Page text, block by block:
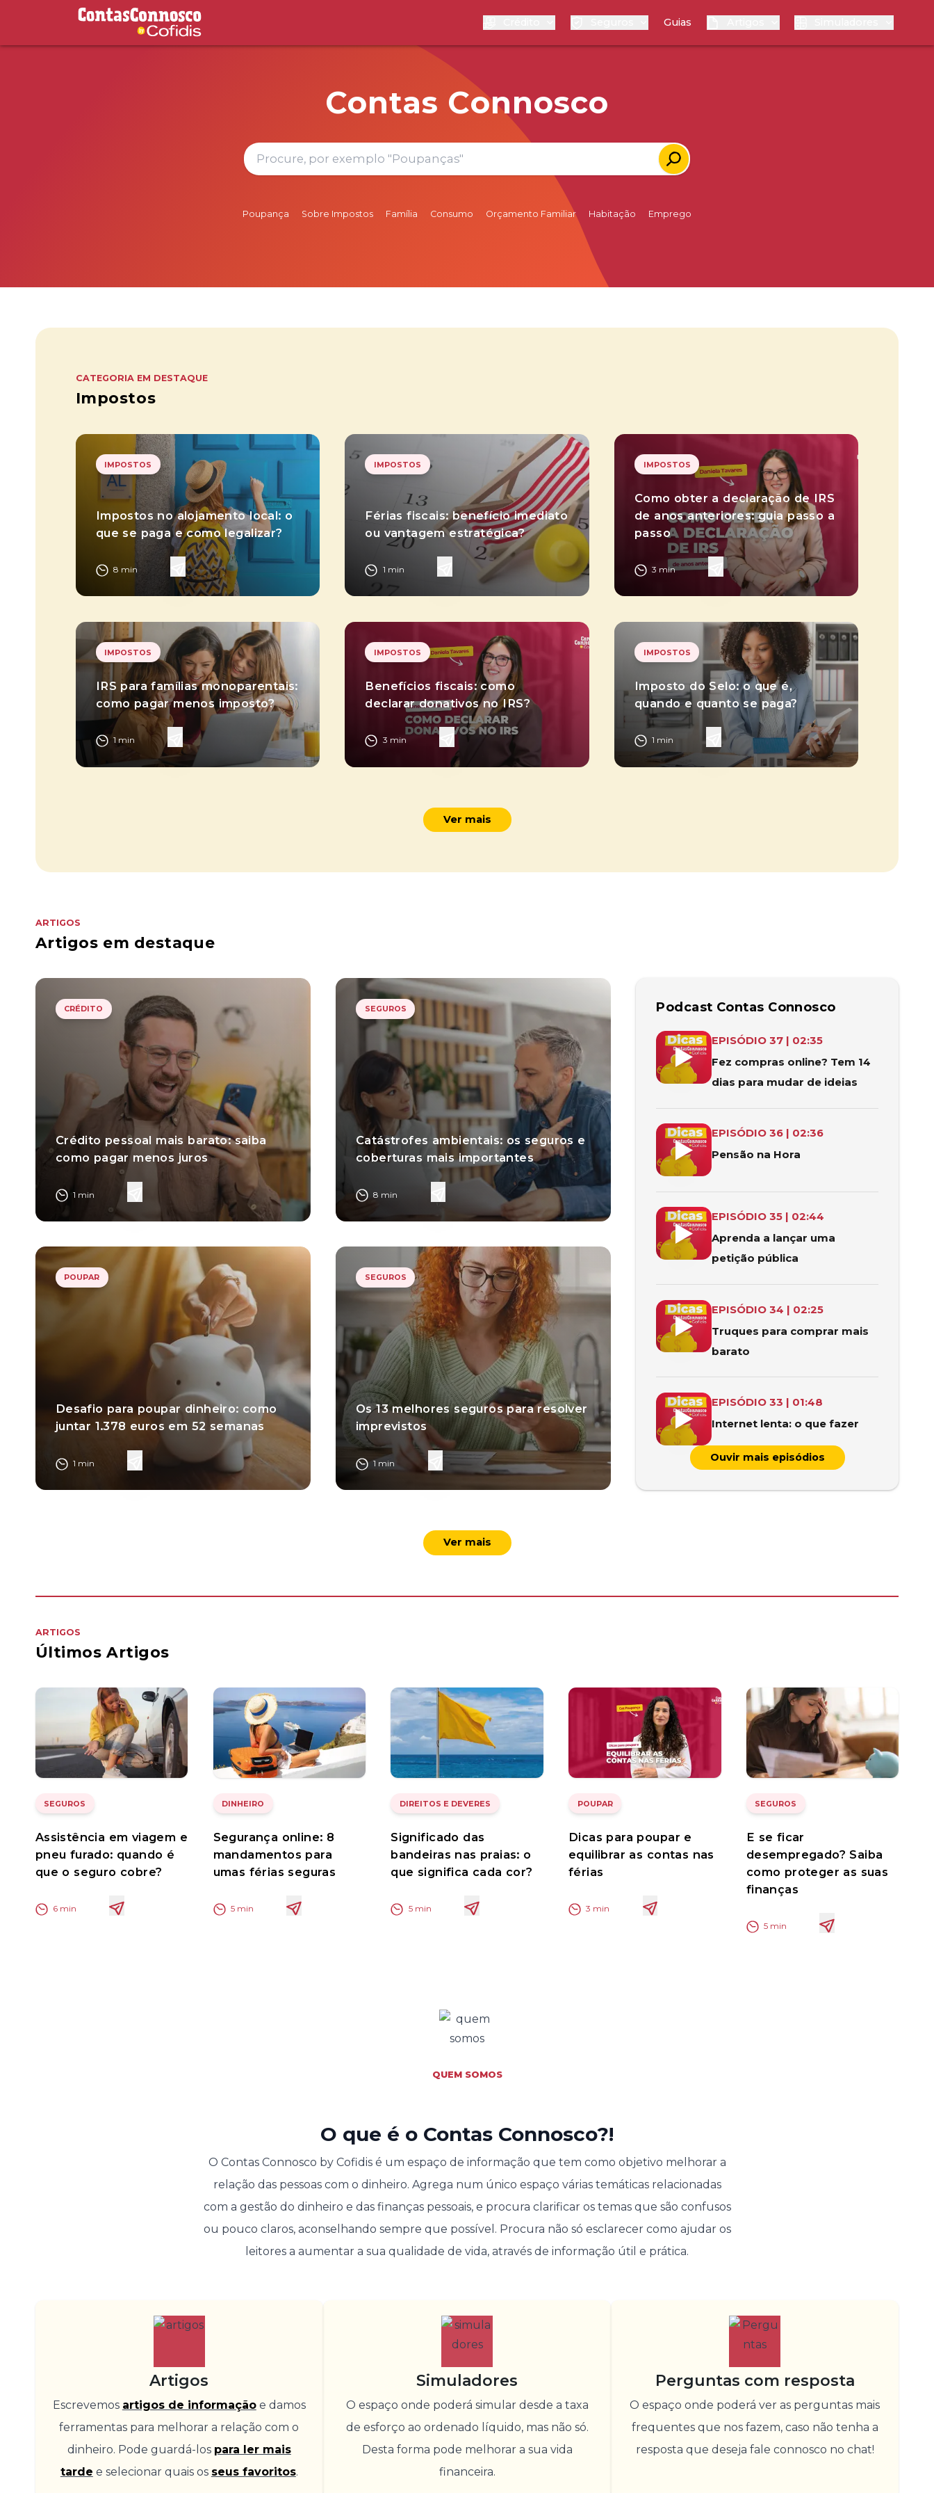
Contas Connosco by Cofidis Guias
Contas Connosco
Poupança Sobre Impostos Família Consumo Orçamento Familiar Habitação Emprego
CATEGORIA EM DESTAQUE
Impostos
IMPOSTOS
Impostos no alojamento local: o
que se paga e como legalizar?
8 min
IMPOSTOS
Férias fiscais: benefício imediato
ou vantagem estratégica?
1 min
IMPOSTOS
Como obter a declaração de IRS
de anos anteriores: guia passo a
passo
3 min
IMPOSTOS
IRS para famílias monoparentais:
como pagar menos imposto?
1 min
IMPOSTOS
Benefícios fiscais: como
declarar donativos no IRS?
3 min
IMPOSTOS
Imposto do Selo: o que é,
quando e quanto se paga?
1 min
Ver mais
ARTIGOS
Artigos em destaque
CRÉDITO
Crédito pessoal mais barato: saiba
como pagar menos juros
1 min
SEGUROS
Catástrofes ambientais: os seguros e
coberturas mais importantes
8 min
POUPAR
Desafio para poupar dinheiro: como
juntar 1.378 euros em 52 semanas
1 min
SEGUROS
Os 13 melhores seguros para resolver
imprevistos
1 min
Podcast Contas Connosco
EPISÓDIO37 | 02:35
Fez compras online? Tem 14
dias para mudar de ideias
De acordo com a lei, pode cancelar ou devolver a
EPISÓDIO36
02:36
Pensão na Hora
Saiba como simular a sua pensão de velhice e
EPISÓDIO35
02:44
Aprenda a lançar uma
petição pública
Lançar uma petição pública é um exercício de
EPISÓDIO34 | 02:25
Truques para comprar mais
barato
Com o aumento dos preços provocados pela
EPISÓDIO33 | 01:48
Internet lenta: o que fazer
A internet lenta é um problema que afeta muitos
Ouvir mais episódios
Ver mais
ARTIGOS
Últimos Artigos
SEGUROS
Assistência em viagem e
pneu furado: quando é
que o seguro cobre?
6 min
DINHEIRO
Segurança online: 8
mandamentos para
umas férias seguras
5min
DIREITOS E DEVERES
Significado das
bandeiras nas praias: o
que significa cada cor?
5min
POUPAR
Dicas para poupar e
equilibrar as contas nas
férias
3 min
SEGUROS
E se ficar
desempregado? Saiba
como proteger as suas
finanças
5 min
QUEM SOMOS
O que é o Contas Connosco?!
O Contas Connosco by Cofidis é um espaço de informação que tem como objetivo melhorar a
relação das pessoas com o dinheiro. Agrega num único espaço várias temáticas relacionadas
com a gestão do dinheiro e das finanças pessoais, e procura clarificar os temas que são confusos
ou pouco claros, aconselhando sempre que possível. Procura não só esclarecer como ajudar os
leitores a aumentar a sua qualidade de vida, através de informação útil e prática.
Artigos
Escrevemos artigos de informaçãoe damos
ferramentas para melhorar a relação com o
dinheiro. Pode guardá-los para ler mais
tarde e selecionar quais os seus favoritos.
Simuladores
O espaço onde poderá simular desde a taxa
de esforço ao ordenado líquido, mas não só.
Desta forma pode melhorar a sua vida
financeira.
Perguntas com resposta
O espaço onde poderá ver as perguntas mais
frequentes que nos fazem, caso não tenha a
resposta que deseja fale connosco no chat!